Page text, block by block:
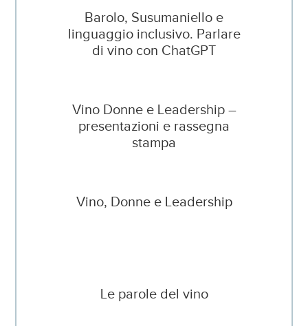
Barolo, Susumaniello e
linguaggio inclusivo. Parlare
di vino con ChatGPT
Vino Donne e Leadership –
presentazioni e rassegna
stampa
Vino, Donne e Leadership
Le parole del vino